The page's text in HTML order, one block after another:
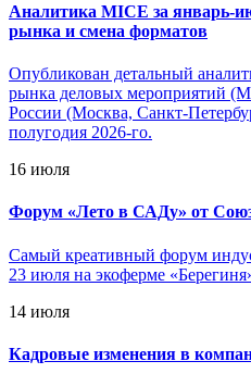
Аналитика MICE за январь-
рынка и смена форматов
Опубликован детальный
рынка деловых мероприятий
России (Москва, Санкт-
полугодия 2026-го.
16 июля
Форум «Лето в САДу» от
Самый креативный форум
23 июля на экоферме
14 июля
Кадровые изменения в